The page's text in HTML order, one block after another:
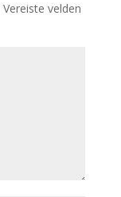
Vereiste velden